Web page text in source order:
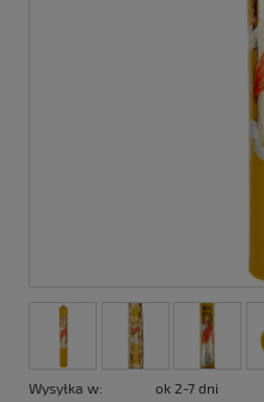
Wysyłka w: ok 2-7 dni